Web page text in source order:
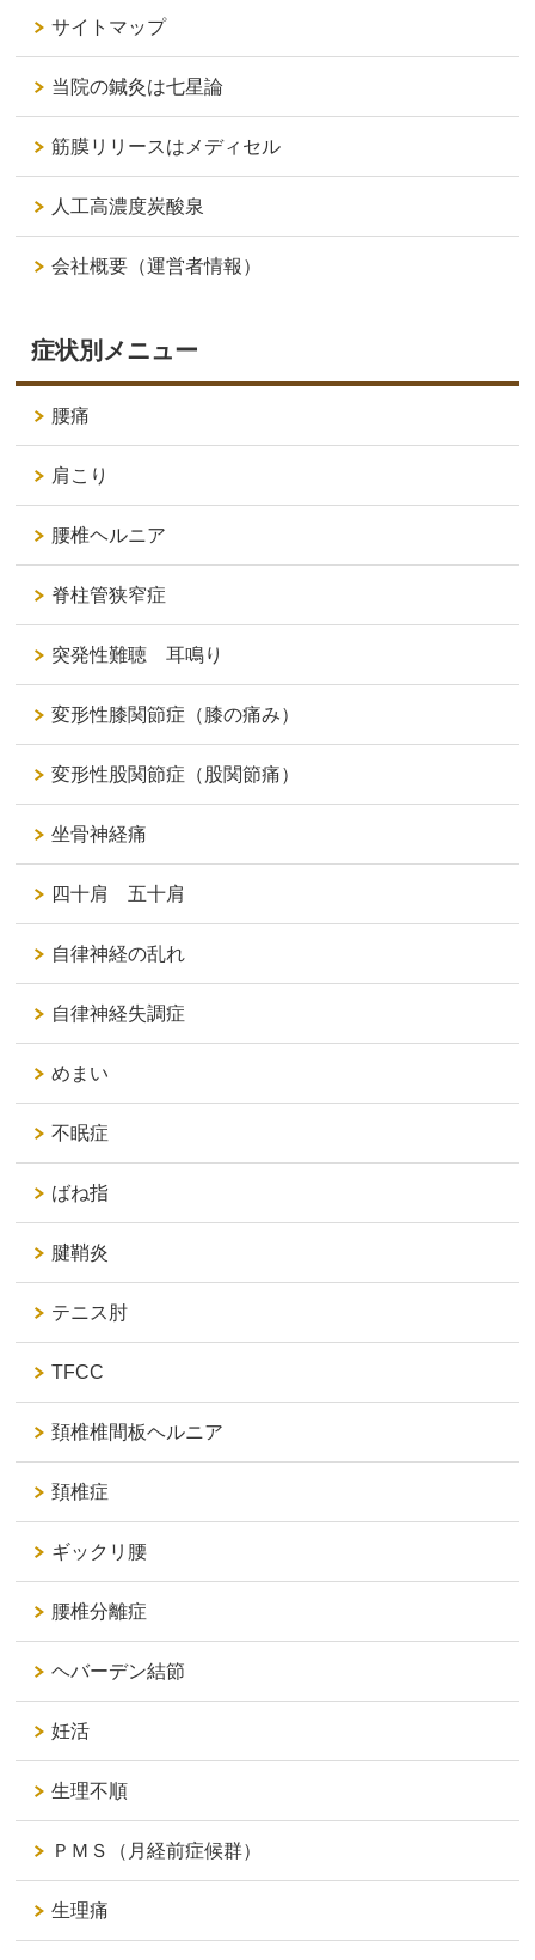
サイトマップ
当院の鍼灸は七星論
筋膜リリースはメディセル
人工高濃度炭酸泉
会社概要（運営者情報）
症状別メニュー
腰痛
肩こり
腰椎ヘルニア
脊柱管狭窄症
突発性難聴 耳鳴り
変形性膝関節症（膝の痛み）
変形性股関節症（股関節痛）
坐骨神経痛
四十肩 五十肩
自律神経の乱れ
自律神経失調症
めまい
不眠症
ばね指
腱鞘炎
テニス肘
TFCC
頚椎椎間板ヘルニア
頚椎症
ギックリ腰
腰椎分離症
ヘバーデン結節
妊活
生理不順
ＰＭＳ（月経前症候群）
生理痛